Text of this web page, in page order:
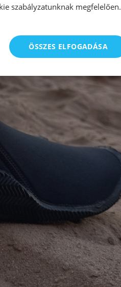
szabályzatunknak megfelelően.
ÖSSZES ELFOGADÁSA